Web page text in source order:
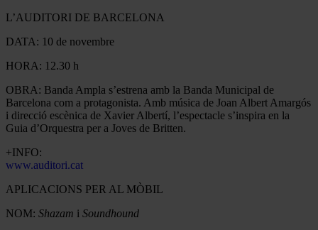
L’AUDITORI DE BARCELONA
DATA: 10 de novembre
HORA: 12.30 h
OBRA: Banda Ampla s’estrena amb la Banda Municipal de
Barcelona com a protagonista. Amb música de Joan Albert Amargós
i direcció escènica de Xavier Albertí, l’espectacle s’inspira en la
Guia d’Orquestra per a Joves de Britten.
+INFO:
www.auditori.cat
APLICACIONS PER AL MÒBIL
NOM: Shazam i Soundhound